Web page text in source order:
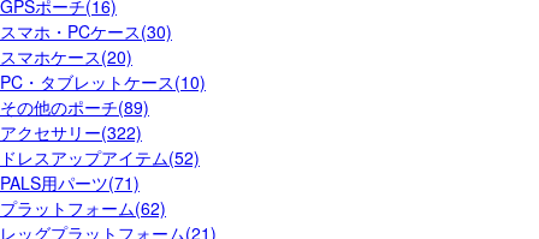
GPSポーチ(16)
スマホ・PCケース(30)
スマホケース(20)
PC・タブレットケース(10)
その他のポーチ(89)
アクセサリー(322)
ドレスアップアイテム(52)
PALS用パーツ(71)
プラットフォーム(62)
レッグプラットフォーム(21)